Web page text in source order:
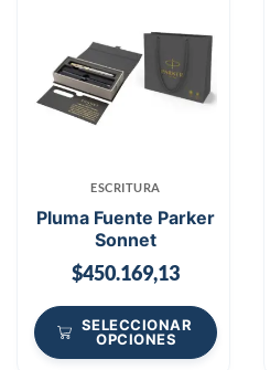
ESCRITURA
Pluma Fuente Parker
Sonnet
$450.169,13
SELECCIONAR
OPCIONES